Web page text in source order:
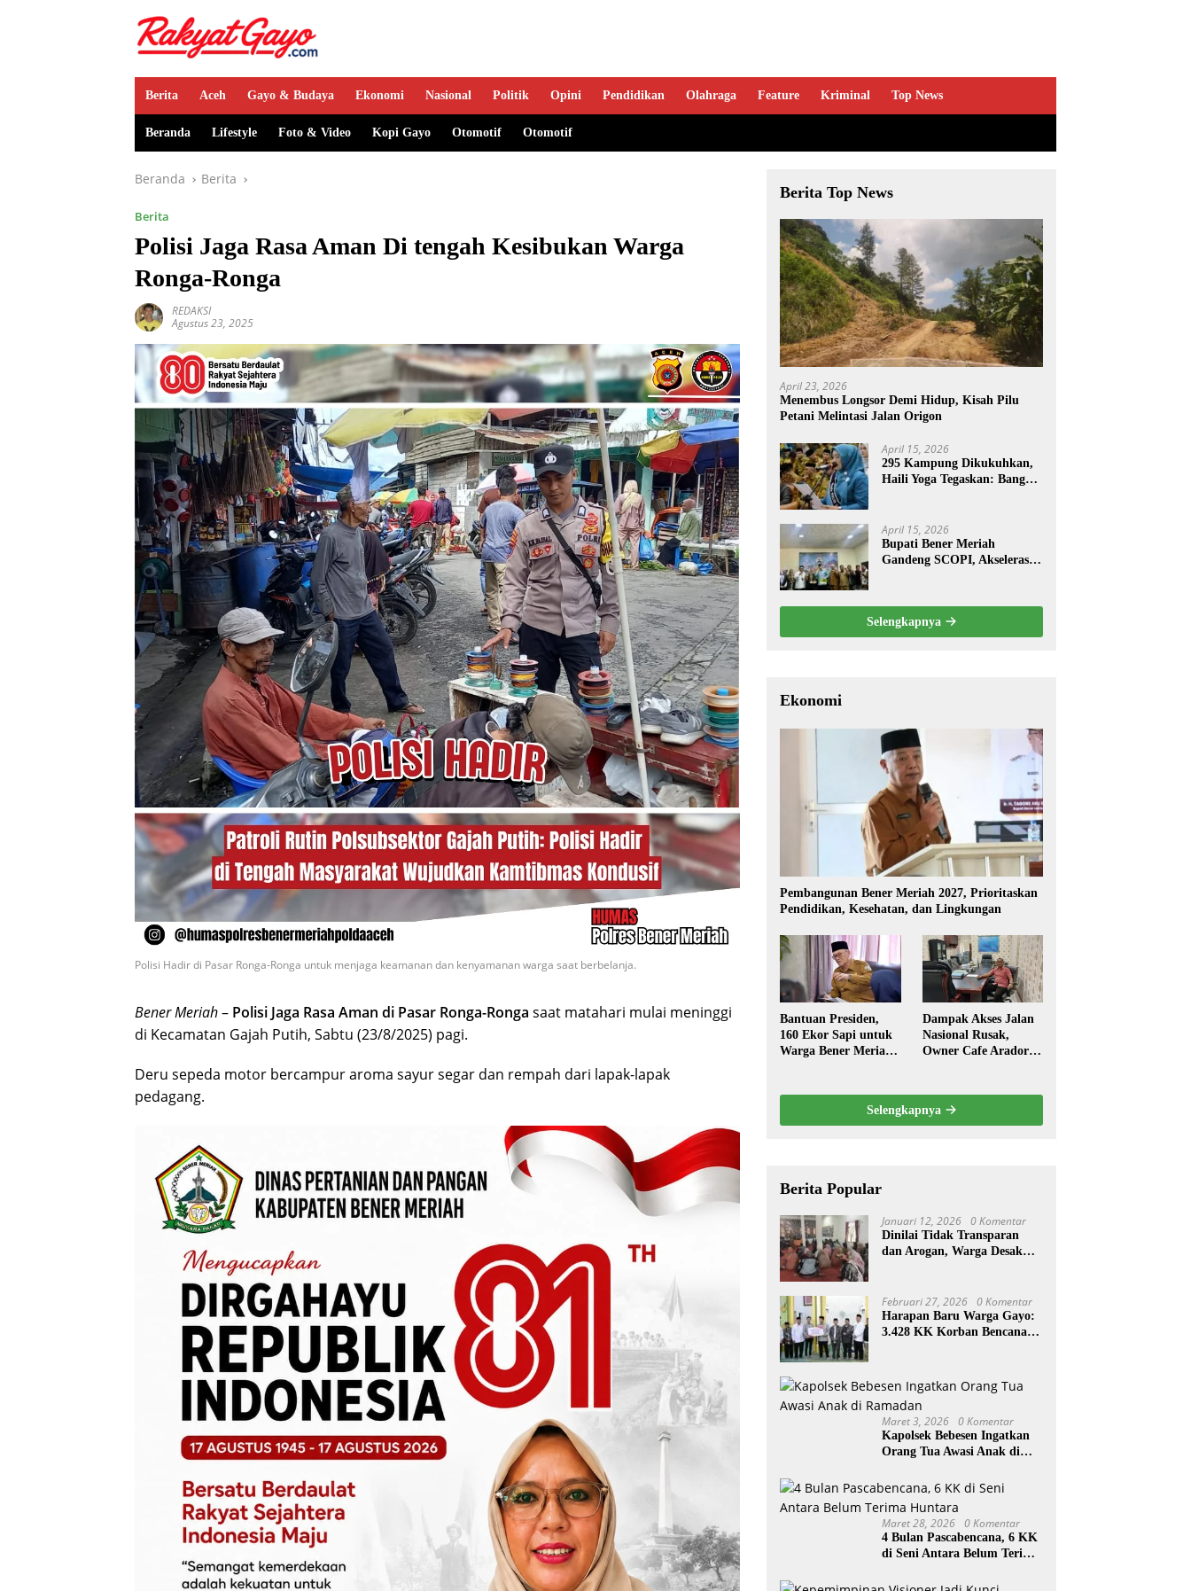
Berita Aceh Gayo & Budaya Ekonomi Nasional Politik Opini Pendidikan Olahraga Feature Kriminal Top News
Beranda Lifestyle Foto & Video Kopi Gayo Otomotif Otomotif
Beranda Berita
Berita
Polisi Jaga Rasa Aman Di tengah Kesibukan Warga
Ronga-Ronga
REDAKSI
Agustus 23, 2025
Polisi Hadir di Pasar Ronga-Ronga untuk menjaga keamanan dan kenyamanan warga saat berbelanja.
Bener Meriah– Polisi Jaga Rasa Aman di Pasar Ronga-Ronga saat matahari mulai meninggi
di Kecamatan Gajah Putih, Sabtu (23/8/2025) pagi.
Deru sepeda motor bercampur aroma sayur segar dan rempah dari lapak-lapak
pedagang.
Berita Top News
April 23, 2026
Menembus Longsor Demi Hidup, Kisah Pilu
Petani Melintasi Jalan Origon
April 15, 2026
295 Kampung Dikukuhkan,
Haili Yoga Tegaskan: Bangun
April 15, 2026
Bupati Bener Meriah
Gandeng SCOPI, Akselerasi
Selengkapnya
Ekonomi
Pembangunan Bener Meriah 2027, Prioritaskan
Pendidikan, Kesehatan, dan Lingkungan
Bantuan Presiden,
160 Ekor Sapi untuk
Warga Bener Meriah
Dampak Akses Jalan
Nasional Rusak,
Owner Cafe Arador
Selengkapnya
Berita Popular
Januari 12, 2026 0 Komentar
Dinilai Tidak Transparan
dan Arogan, Warga Desak
Februari 27, 2026 0 Komentar
Harapan Baru Warga Gayo:
3.428 KK Korban Bencana
Maret 3, 2026 0 Komentar
Kapolsek Bebesen Ingatkan
Orang Tua Awasi Anak di
Maret 28, 2026 0 Komentar
4 Bulan Pascabencana, 6 KK
di Seni Antara Belum Terima